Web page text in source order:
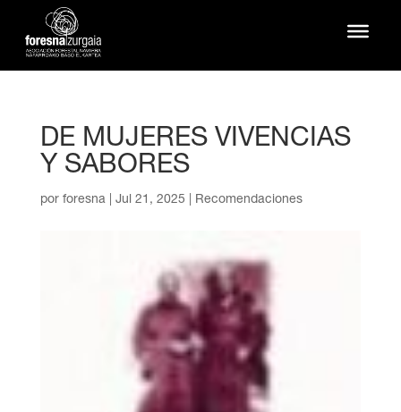
DE MUJERES VIVENCIAS
Y SABORES
por foresna Jul 21, 2025 Recomendaciones